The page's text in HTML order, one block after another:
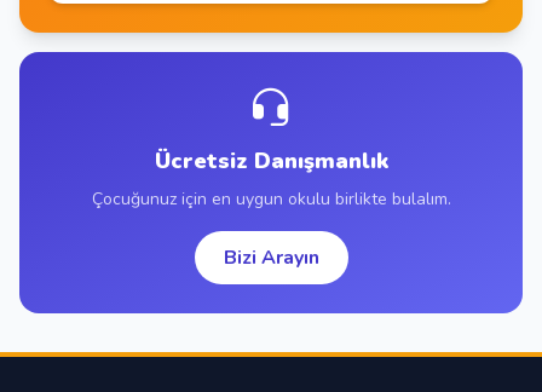
Ücretsiz Danışmanlık
Çocuğunuz için en uygun okulu birlikte bulalım.
Bizi Arayın